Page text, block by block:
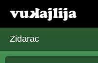
Zidarac